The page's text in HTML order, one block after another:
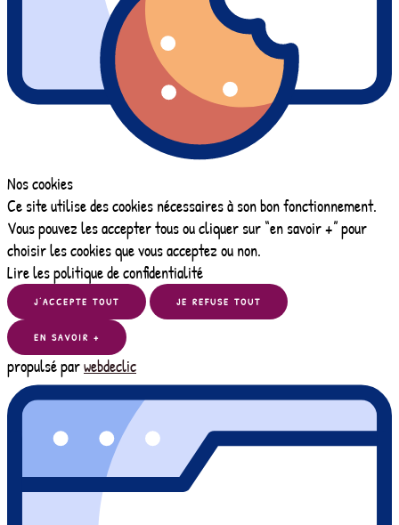
Nos cookies
Ce site utilise des cookies nécessaires à son bon fonctionnement.
Vous pouvez les accepter tous ou cliquer sur “en savoir +” pour
choisir les cookies que vous acceptez ou non.
Lire les politique de confidentialité
J’ACCEPTE TOUT JE REFUSE TOUT
EN SAVOIR +
propulsé parwebdeclic